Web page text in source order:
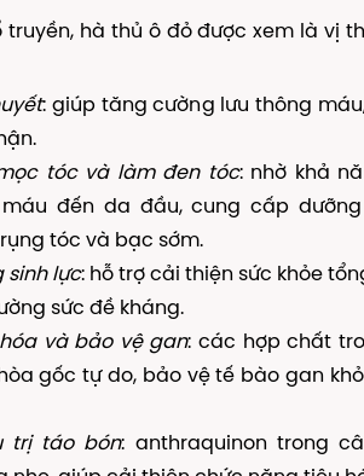
truyền, hà thủ ô đỏ được xem là vị
: giúp tăng cường lưu thông
tóc và làm đen tóc: nhờ khả
đến da đầu, cung cấp
tóc và bạc sớm.
sinh lực: hỗ trợ cải thiện sức khỏe
sức đề kháng.
và bảo vệ gan: các hợp chất
gốc tự do, bảo vệ tế bào gan
trị táo bón: anthraquinon trong